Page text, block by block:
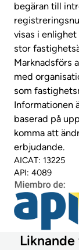
begäran till
visas i
stor
Marknadsförs
med
som
Informationen
baserad på
komma att
erbjudande.
AICAT: 13225
API: 4089